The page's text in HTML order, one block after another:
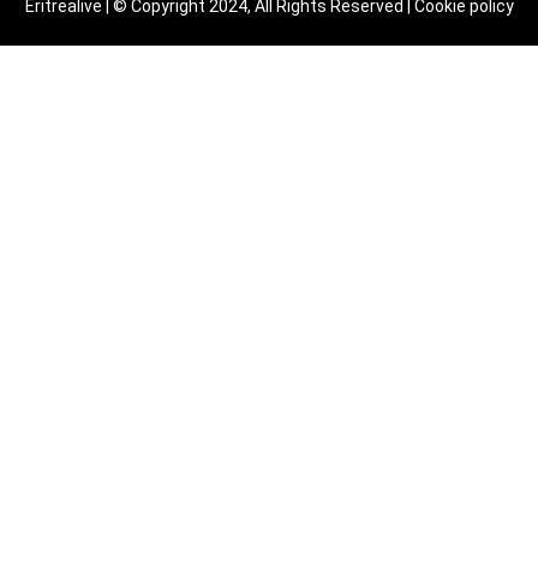
Eritrealive | © Copyright 2024, All Rights Reserved | Cookie policy